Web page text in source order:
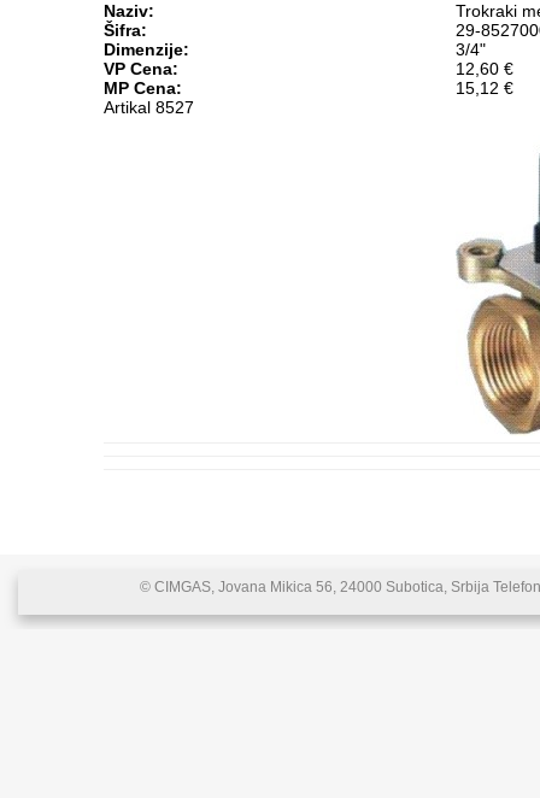
Naziv:
Trokraki
Šifra:
29-
Dimenzije:
3/4"
VP Cena:
12,60 €
MP Cena:
15,12 €
Artikal 8527
© CIMGAS, Jovana Mikica 56, 24000 Subotica, Srbija